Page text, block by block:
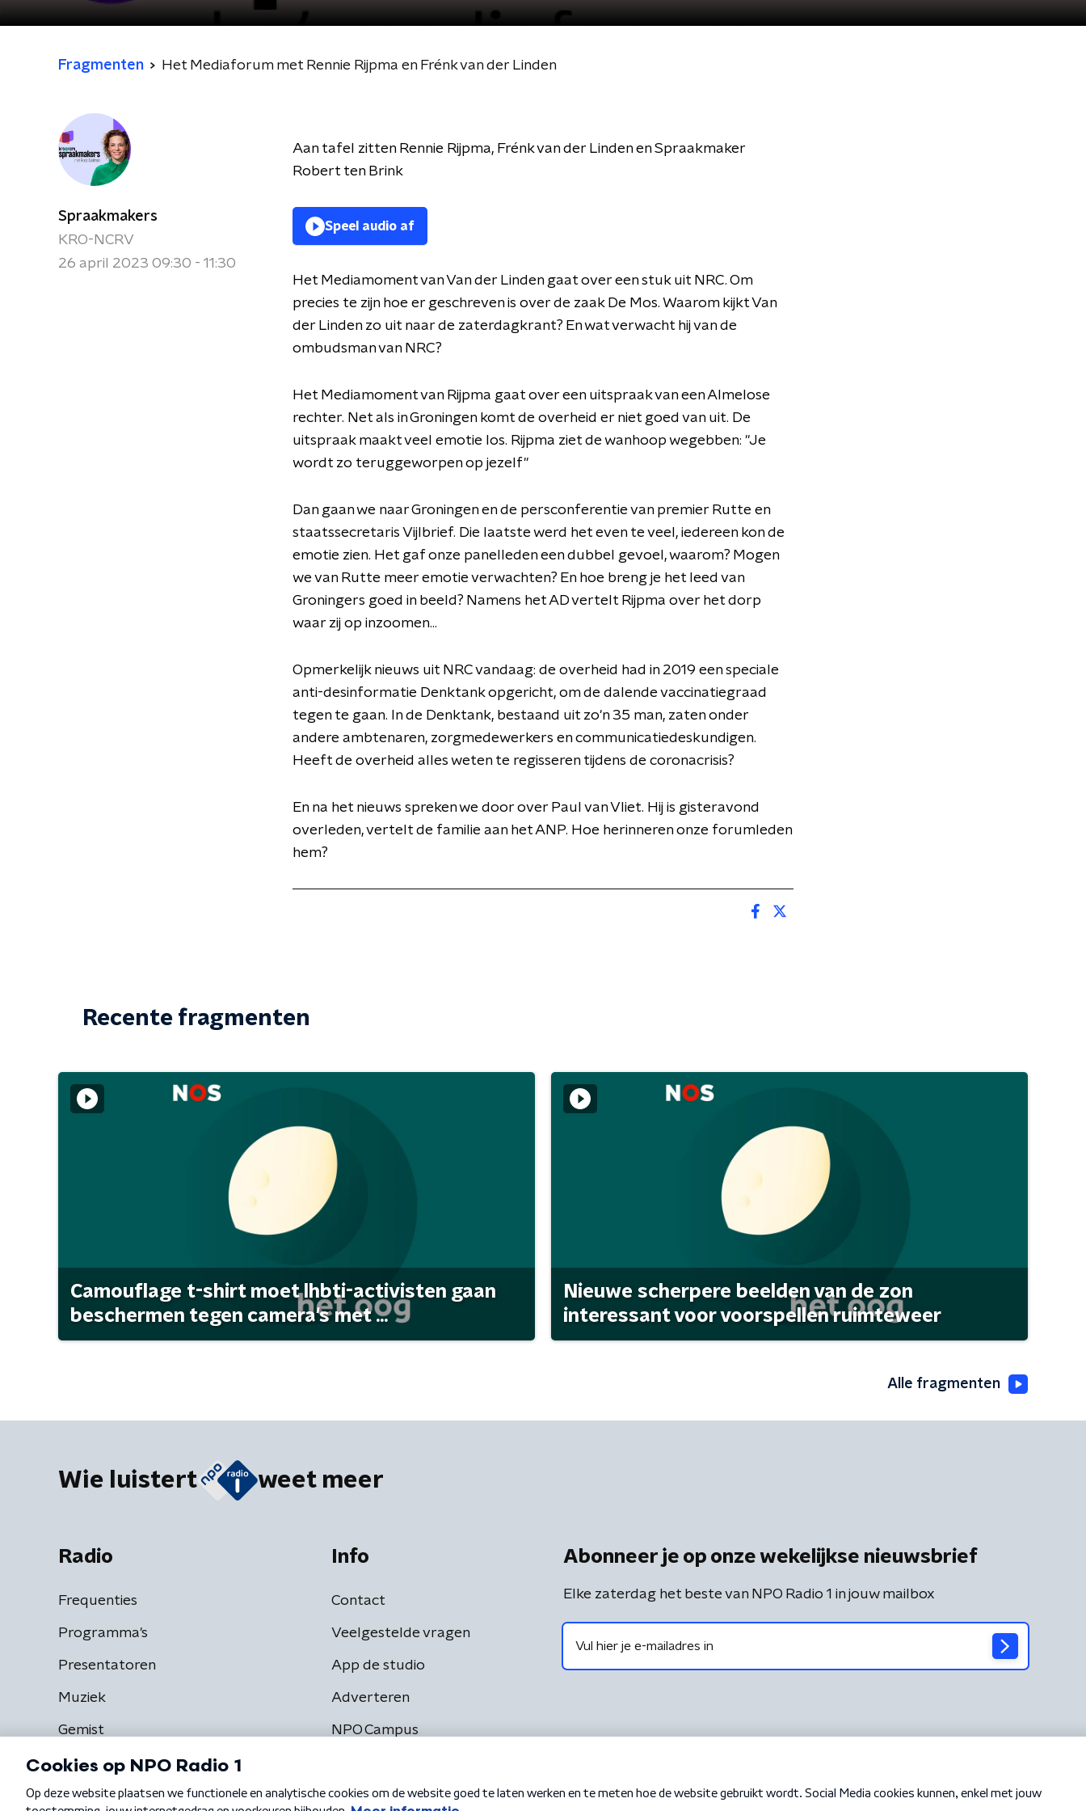
Fragmenten Het Mediaforum met Rennie Rijpma en Frénk van der Linden
Spraakmakers
KRO-NCRV
26 april 2023 09:30 - 11:30
Aan tafel zitten Rennie Rijpma, Frénk van der Linden en Spraakmaker
Robert ten Brink
Speel audio af
Het Mediamoment van Van der Linden gaat over een stuk uit NRC. Om
precies te zijn hoe er geschreven is over de zaak De Mos. Waarom kijkt Van
der Linden zo uit naar de zaterdagkrant? En wat verwacht hij van de
ombudsman van NRC?
Het Mediamoment van Rijpma gaat over een uitspraak van een Almelose
rechter. Net als in Groningen komt de overheid er niet goed van uit. De
uitspraak maakt veel emotie los. Rijpma ziet de wanhoop wegebben: "Je
wordt zo teruggeworpen op jezelf"
Dan gaan we naar Groningen en de persconferentie van premier Rutte en
staatssecretaris Vijlbrief. Die laatste werd het even te veel, iedereen kon de
emotie zien. Het gaf onze panelleden een dubbel gevoel, waarom? Mogen
we van Rutte meer emotie verwachten? En hoe breng je het leed van
Groningers goed in beeld? Namens het AD vertelt Rijpma over het dorp
waar zij op inzoomen...
Opmerkelijk nieuws uit NRC vandaag: de overheid had in 2019 een speciale
anti-desinformatie Denktank opgericht, om de dalende vaccinatiegraad
tegen te gaan. In de Denktank, bestaand uit zo'n 35 man, zaten onder
andere ambtenaren, zorgmedewerkers en communicatiedeskundigen.
Heeft de overheid alles weten te regisseren tijdens de coronacrisis?
En na het nieuws spreken we door over Paul van Vliet. Hij is gisteravond
overleden, vertelt de familie aan het ANP. Hoe herinneren onze forumleden
hem?
Recente fragmenten
Camouflage t-shirt moet lhbti-activisten gaan
beschermen tegen camera's met ...
Nieuwe scherpere beelden van de zon
interessant voor voorspellen ruimteweer
Alle fragmenten
Wie luistert weet meer
Radio
Frequenties
Programma's
Presentatoren
Muziek
Gemist
Info
Contact
Veelgestelde vragen
App de studio
Adverteren
NPO Campus
Abonneer je op onze wekelijkse nieuwsbrief
Elke zaterdag het beste van NPO Radio 1 in jouw mailbox